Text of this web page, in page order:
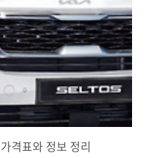
도로 이미 커버린 셀토스에
살펴보겠습니다. 좌측에는
격표와 정보 정리